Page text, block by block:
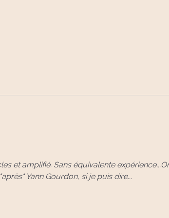
et amplifié. Sans équivalente
Yann Gourdon, si je puis dire...